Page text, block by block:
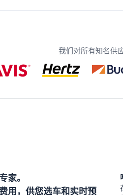
我们对所有知名供
家。
用，供您选车和实时预